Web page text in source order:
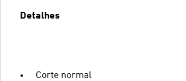
Detalhes
Corte normal